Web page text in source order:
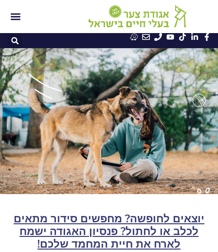
יוצאים לחופשה? מחפשים סידור מתאים
לכלב או לחתול? פנסיון האגודה ישמח
לארח את חיית המחמד שלכם!